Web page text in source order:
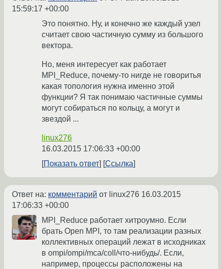
15:59:17 +00:00
Это понятно. Ну, и конечно же каждый узел
считает свою частичную сумму из большого
вектора.
Но, меня интересует как работает
MPI_Reduce, почему-то нигде не говоритья
какая топология нужна именно этой
функции? Я так понимаю частичные суммы
могут собираться по кольцу, а могут и
звездой ...
linux276
16.03.2015 17:06:33 +00:00
Показать ответ
Ссылка
Ответ на: комментарий от linux276 16.03.2015
17:06:33 +00:00
MPI_Reduce работает хитроумно. Если
брать Open MPI, то там реализации разных
коллективных операций лежат в исходниках
в ompi/ompi/mca/coll/что-нибудь/. Если,
например, процессы расположены на